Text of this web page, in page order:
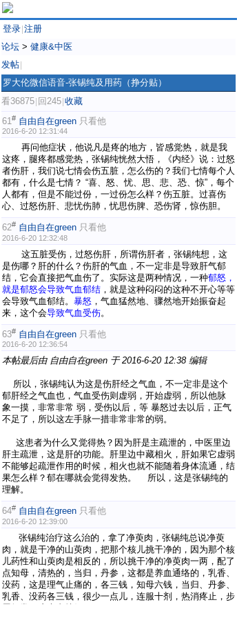
登录 注册
论坛 > 健康&中医
发帖
罗大伦微信语音-张锡纯及用药（挣分贴）
看36875 回245 收藏
61# 自由自在green 只看他
2016-6-20 12:31:44
再问他症状，他说凡是疼的地方，皆感觉热，就是我
这疼，腿疼都感觉热，张锡纯恍然大悟，《内经》说：过怒
者伤肝，我们说七情会伤五脏，怎么伤的？我们七情每个人
都有，什么是七情？ “喜、怒、忧、思、悲、恐、惊”，每个
人都有，但是不能过份，一过份怎么样？伤五脏。过喜伤
心、过怒伤肝、悲忧伤肺，忧思伤脾、恐伤肾，惊伤胆。
62# 自由自在green 只看他
2016-6-20 12:32:48
这五脏受伤，过怒伤肝，所谓伤肝者，张锡纯想，这
是伤哪？肝的什么？伤肝的气血，不一定非是导致肝气郁
结，它会直接把气血伤了。实际这是两种情况，一种郁怒，
就是郁怒会导致气血郁结 ，就是这种闷闷的这种不开心等等
会导致气血郁结。 暴怒 ，气血猛然地、骤然地开始振奋起
来，这个会导致气血受伤。
63# 自由自在green 只看他
2016-6-20 12:36:54
本帖最后由 自由自在green 于 2016-6-20 12:38 编辑
所以，张锡纯认为这是伤肝经之气血，不一定非是这个
郁肝经之气血也，气血受伤则虚弱，开始虚弱，所以他脉
象一摸，非常非常 弱，受伤以后，等 暴怒过去以后，正气
不足了，所以这左手脉一措非常非常的弱。
这患者为什么又觉得热？因为肝是主疏泄的，中医里边
肝主疏泄，这是肝的功能。肝里边中藏相火，肝如果它虚弱
不能够起疏泄作用的时候，相火也就不能随着身体流通，结
果怎么样？郁在哪就会觉得发热。 所以，这是张锡纯的
理解。
64# 自由自在green 只看他
2016-6-20 12:39:00
张锡纯治疗这么治的，拿了净萸肉，张锡纯总说净萸
肉，就是干净的山萸肉，把那个核儿挑干净的，因为那个核
儿药性和山萸肉是相反的，所以挑干净的净萸肉一两，配了
点知母，清热的，当归，丹参，这都是养血通络的，乳香、
没药，这是理气止痛的，各三钱，知母六钱，当归、丹参、
乳香、没药各三钱，很少一点儿，连服十剂，热消疼止，步